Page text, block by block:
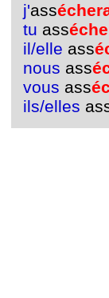
j'ass
tu ass
il/elle ass
nous ass
vous ass
ils/elles